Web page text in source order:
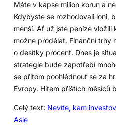
Máte v kapse milion korun a
Kdybyste se rozhodovali loni,
menší. Ať už jste peníze vložili
možné prodělat. Finanční trhy
o desítky procent. Dnes je
strategie bude zapotřebí
se přitom poohlédnout se za
Evropy. Hitem příštích měsíců
Celý text: Nevíte, kam
Asie